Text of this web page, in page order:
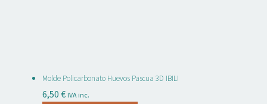
Molde Policarbonato Huevos Pascua 3D IBILI
6,50 € IVA inc.